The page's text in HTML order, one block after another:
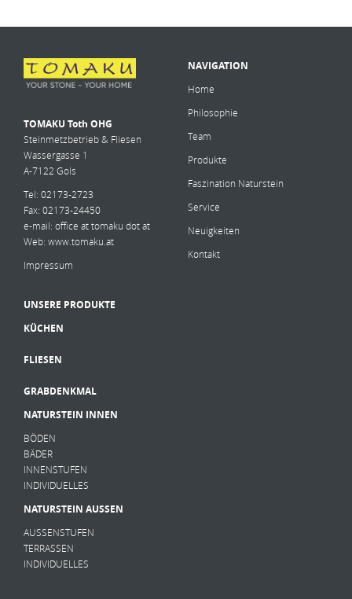
TOMAKU Toth OHG
Steinmetzbetrieb & Fliesen
Wassergasse 1
A-7122 Gols
Tel: 02173-2723
Fax: 02173-24450
e-mail: office at tomaku dot at
Web: www.tomaku.at
Impressum
NAVIGATION
Home
Philosophie
Team
Produkte
Faszination Naturstein
Service
Neuigkeiten
Kontakt
UNSERE PRODUKTE
KÜCHEN
FLIESEN
GRABDENKMAL
NATURSTEIN INNEN
BÖDEN
BÄDER
INNENSTUFEN
INDIVIDUELLES
NATURSTEIN AUSSEN
AUSSENSTUFEN
TERRASSEN
INDIVIDUELLES